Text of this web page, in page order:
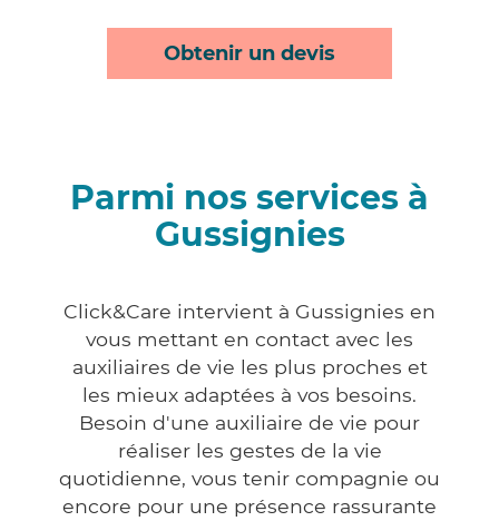
Obtenir un devis
Parmi nos services à
Gussignies
Click&Care intervient à Gussignies en
vous mettant en contact avec les
auxiliaires de vie les plus proches et
les mieux adaptées à vos besoins.
Besoin d'une auxiliaire de vie pour
réaliser les gestes de la vie
quotidienne, vous tenir compagnie ou
encore pour une présence rassurante